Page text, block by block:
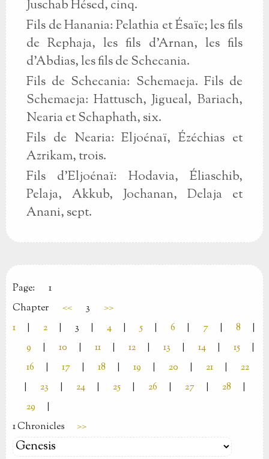
Juschab Hésed, cinq.
Fils de Hanania: Pelathia et Ésaïe; les fils
de Rephaja, les fils d'Arnan, les fils
d'Abdias, les fils de Schecania.
Fils de Schecania: Schemaeja. Fils de
Schemaeja: Hattusch, Jigueal, Bariach,
Nearia et Schaphath, six.
Fils de Nearia: Eljoénaï, Ézéchias et
Azrikam, trois.
Fils d'Eljoénaï: Hodavia, Éliaschib,
Pelaja, Akkub, Jochanan, Delaja et
Anani, sept.
Page:
1
Chapter
<< 3
>>
1
2 3 4 5 6 7 8
9
10 11 12 13 14 15
16
17 18 19 20 21
22
23 24 25 26 27 28
29
1 Chronicles
>>